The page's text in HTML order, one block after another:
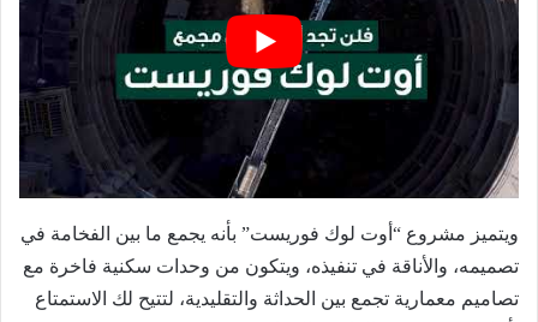
ويتميز مشروع “أوت لوك فوريست” بأنه يجمع ما بين الفخامة في
تصميمه، والأناقة في تنفيذه، ويتكون من وحدات سكنية فاخرة مع
تصاميم معمارية تجمع بين الحداثة والتقليدية، لتتيح لك الاستمتاع